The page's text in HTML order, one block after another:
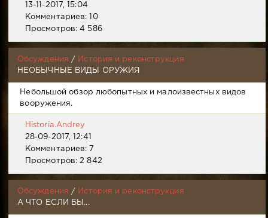
13-11-2017, 15:04
Комментариев: 10
Просмотров: 4 586
Обсуждения /
История и реконструкция
НЕОБЫЧНЫЕ ВИДЫ ОРУЖИЯ
Небольшой обзор любопытных и малоизвестных видов
вооружения.
Historia.Andrey
28-09-2017, 12:41
Комментариев: 7
Просмотров: 2 842
Обсуждения /
История и реконструкция
А ЧТО ЕСЛИ БЫ...